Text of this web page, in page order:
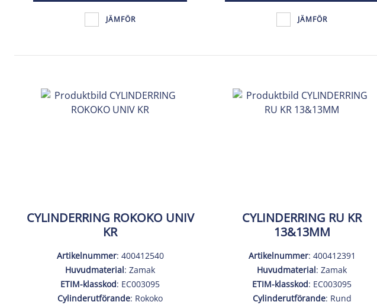
JÄMFÖR JÄMFÖR
CYLINDERRING ROKOKO UNIV
KR
Artikelnummer: 400412540
Huvudmaterial: Zamak
ETIM-klasskod: EC003095
Cylinderutförande: Rokoko
CYLINDERRING RU KR
13&13MM
Artikelnummer: 400412391
Huvudmaterial: Zamak
ETIM-klasskod: EC003095
Cylinderutförande: Rund